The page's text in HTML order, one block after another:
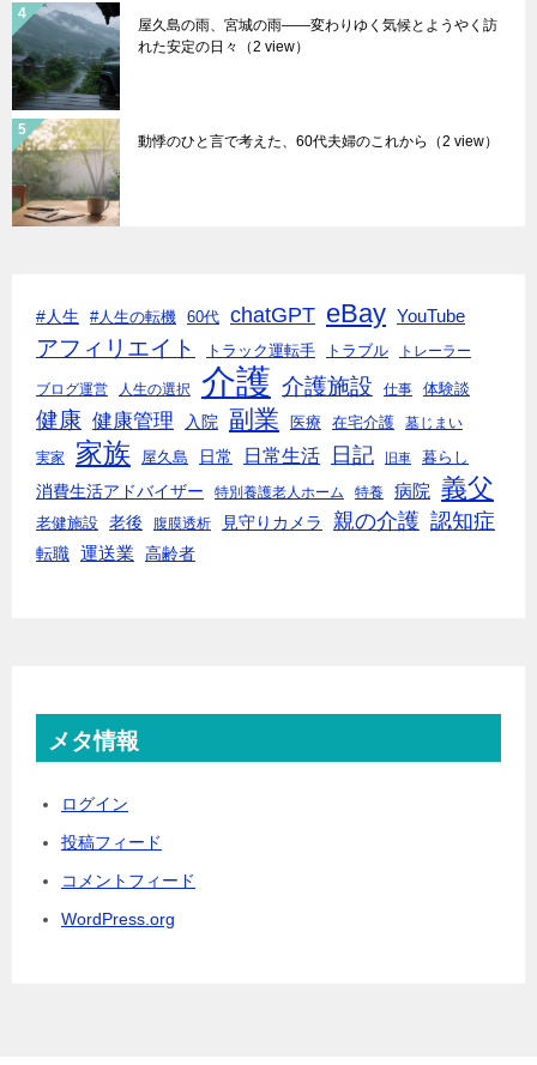
屋久島の雨、宮城の雨――変わりゆく気候とようやく訪
れた安定の日々
（2 view）
動悸のひと言で考えた、60代夫婦のこれから （2 view）
#人生 #人生の転機 60代 chatGPT eBay YouTube
アフィリエイト トラック運転手 トラブル トレーラー
ブログ運営 人生の選択 介護 介護施設 仕事 体験談
健康 健康管理 入院 副業 医療 在宅介護 墓じまい
実家 家族 屋久島 日常 日常生活 日記 旧車 暮らし
消費生活アドバイザー 特別養護老人ホーム 特養 病院 義父
老健施設 老後 腹膜透析 見守りカメラ 親の介護 認知症
転職 運送業 高齢者
メタ情報
ログイン
投稿フィード
コメントフィード
WordPress.org